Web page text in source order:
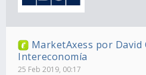
MarketAxess por David
Intereconomía
25 Feb 2019, 00:17